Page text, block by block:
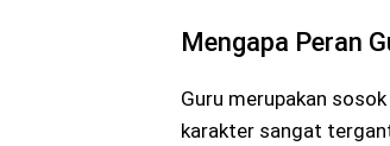
Mengapa Peran
Guru merupakan
karakter sangat